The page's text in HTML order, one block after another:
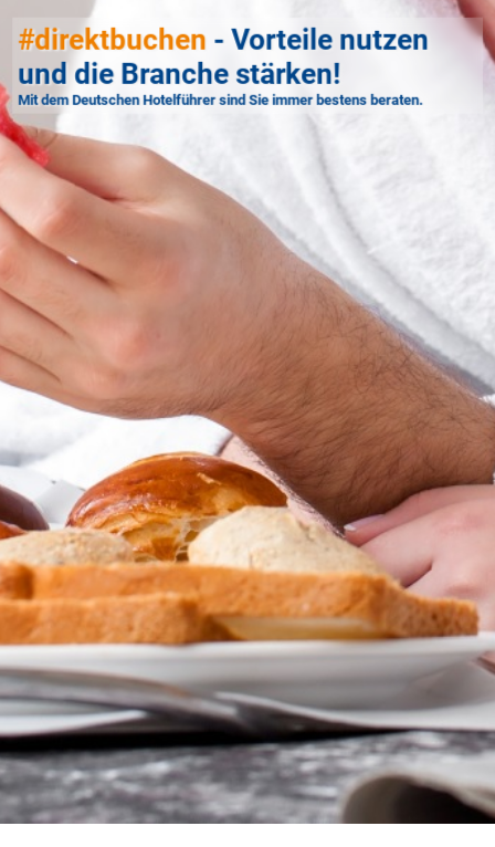
#direktbuchen - Vorteile nutzen
und die Branche stärken!
Mit dem Deutschen Hotelführer sind Sie immer bestens beraten.